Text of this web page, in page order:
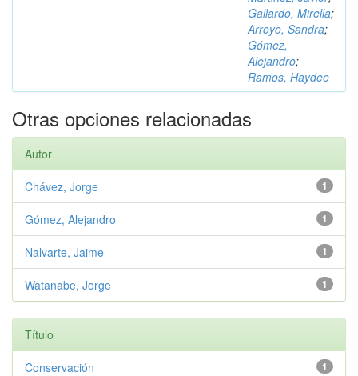
Gallardo, Mirella;
Arroyo, Sandra;
Gómez,
Alejandro;
Ramos, Haydee
Otras opciones relacionadas
Autor
1
Chávez, Jorge
1
Gómez, Alejandro
1
Nalvarte, Jaime
1
Watanabe, Jorge
Título
1
Conservación